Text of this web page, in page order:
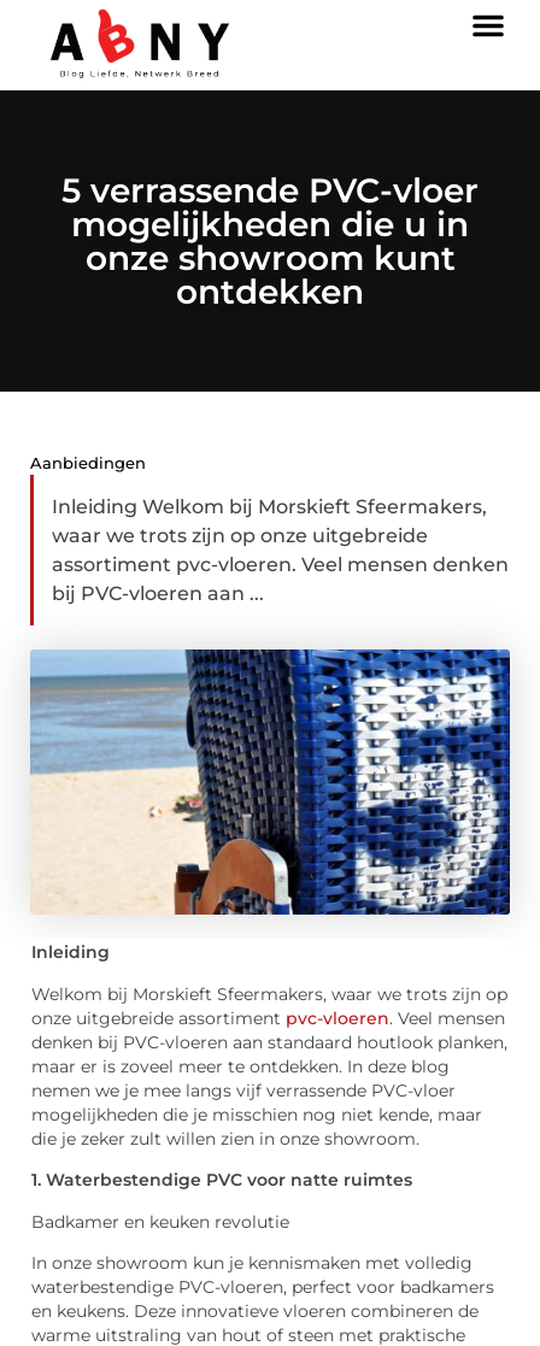
5 verrassende PVC-vloer
mogelijkheden die u in
onze showroom kunt
ontdekken
Aanbiedingen
Inleiding Welkom bij Morskieft Sfeermakers,
waar we trots zijn op onze uitgebreide
assortiment pvc-vloeren. Veel mensen denken
bij PVC-vloeren aan ...
Inleiding
Welkom bij Morskieft Sfeermakers, waar we trots zijn op
onze uitgebreide assortiment pvc-vloeren. Veel mensen
denken bij PVC-vloeren aan standaard houtlook planken,
maar er is zoveel meer te ontdekken. In deze blog
nemen we je mee langs vijf verrassende PVC-vloer
mogelijkheden die je misschien nog niet kende, maar
die je zeker zult willen zien in onze showroom.
1. Waterbestendige PVC voor natte ruimtes
Badkamer en keuken revolutie
In onze showroom kun je kennismaken met volledig
waterbestendige PVC-vloeren, perfect voor badkamers
en keukens. Deze innovatieve vloeren combineren de
warme uitstraling van hout of steen met praktische